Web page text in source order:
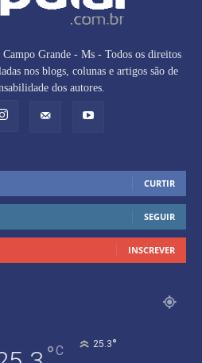
Grande - Ms - Todos os direitos
nos blogs, colunas e artigos são de
dos autores.
CURTIR
SEGUIR
INSCREVER
°C 25.3°